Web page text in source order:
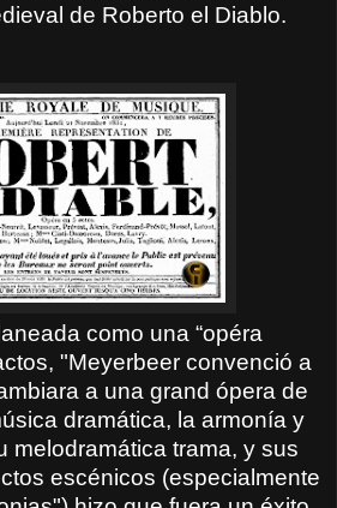
de Roberto el Diablo.
como una “opéra
"Meyerbeer convenció a
a una grand ópera de
dramática, la armonía y
melodramática trama, y sus
escénicos (especialmente